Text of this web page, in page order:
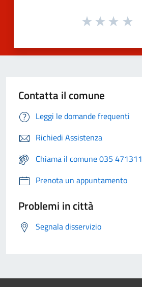
Contatta il comune
Leggi le domande frequenti
Richiedi Assistenza
Chiama il comune 035 471311
Prenota un appuntamento
Problemi in città
Segnala disservizio